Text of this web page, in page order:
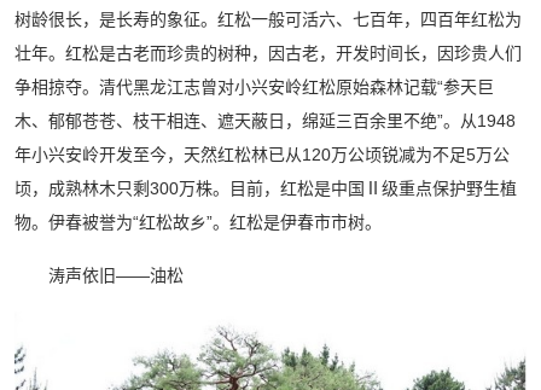
树龄很长，是长寿的象征。红松一般可活六、七百年，四百年红松为
壮年。红松是古老而珍贵的树种，因古老，开发时间长，因珍贵人们
争相掠夺。清代黑龙江志曾对小兴安岭红松原始森林记载“参天巨
木、郁郁苍苍、枝干相连、遮天蔽日，绵延三百余里不绝”。从1948
年小兴安岭开发至今，天然红松林已从120万公顷锐减为不足5万公
顷，成熟林木只剩300万株。目前，红松是中国Ⅱ级重点保护野生植
物。伊春被誉为“红松故乡”。红松是伊春市市树。
涛声依旧——油松